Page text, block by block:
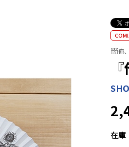
俺
在庫